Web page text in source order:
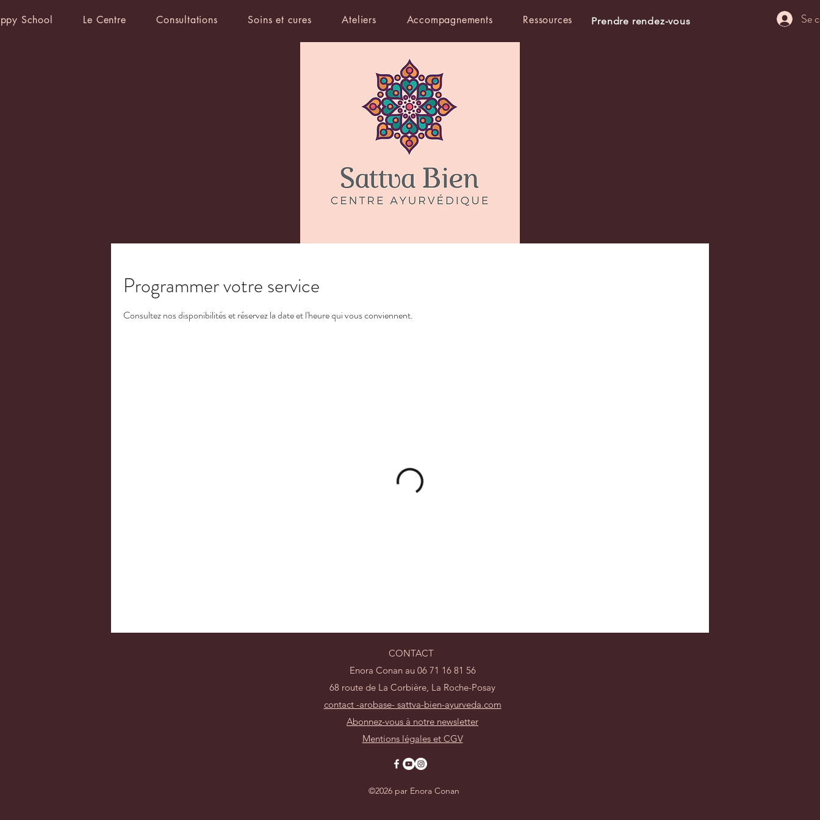
School Le Centre Consultations Soins et cures Ateliers Accompagnements Ressources Prendre rendez-vous Se
Programmer votre service
Consultez nos disponibilités et réservez la date et l'heure qui vous conviennent.
CONTACT
Enora Conan au 06 71 16 81 56
68 route de La Corbière, La Roche-Posay
contact -arobase- sattva-bien-ayurveda.com
Abonnez-vous à notre newsletter
Mentions légales et CGV
©2026 par Enora Conan